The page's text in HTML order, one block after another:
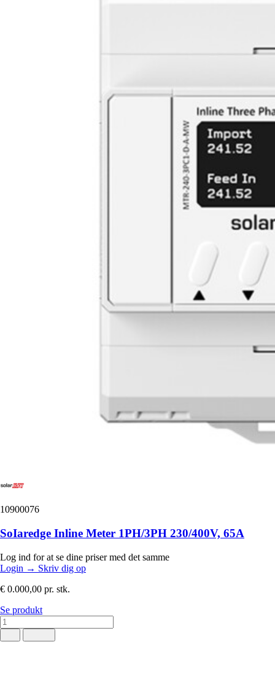
10900076
SoIaredge Inline Meter 1PH/3PH 230/400V, 65A
Log ind for at se dine priser med det samme
Login → Skriv dig op
€ 0.000,00 pr. stk.
Se produkt